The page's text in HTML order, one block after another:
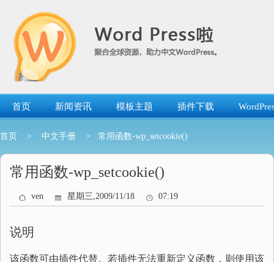
首页 新闻资讯 模板主题 插件下载
首页 > 中文手册 > 常用函数-wp_setcookie()
常用函数-wp_setcookie()
ven 星期三,2009/11/18 07:19
说明
该函数可由插件代替。若插件无法重新定义函数，则使用该